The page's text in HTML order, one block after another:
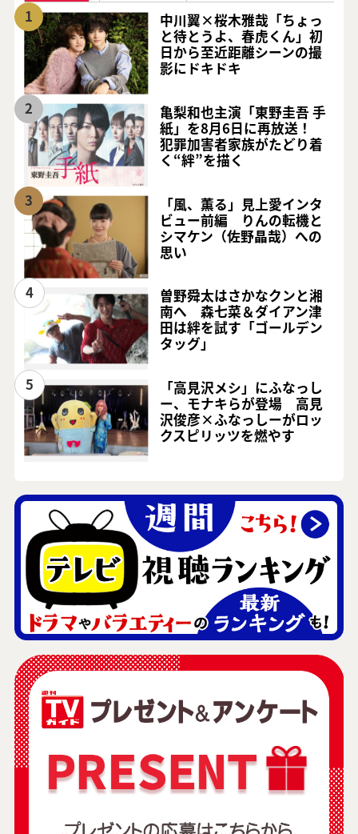
1
中川翼×桜木雅哉「ちょっ
と待とうよ、春虎くん」初
日から至近距離シーンの撮
影にドキドキ
2
亀梨和也主演「東野圭吾 手
紙」を8月6日に再放送！
犯罪加害者家族がたどり着
く“絆”を描く
3
「風、薫る」見上愛インタ
ビュー前編 りんの転機と
シマケン（佐野晶哉）への
思い
4
曽野舜太はさかなクンと湘
南へ 森七菜＆ダイアン津
田は絆を試す「ゴールデン
タッグ」
5
「高見沢メシ」にふなっし
ー、モナキらが登場 高見
沢俊彦×ふなっしーがロッ
クスピリッツを燃やす